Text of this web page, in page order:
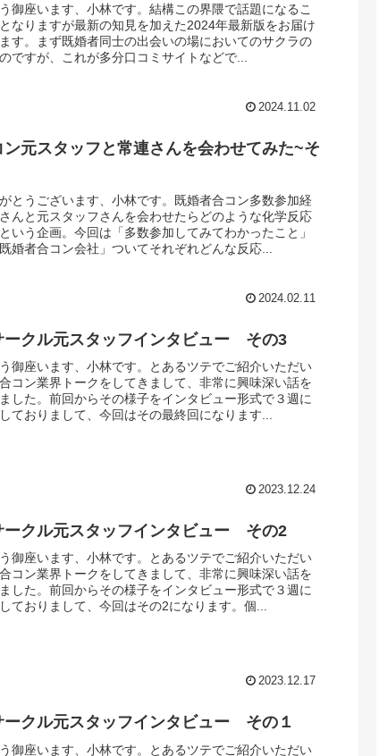
御座います、小林です。結構この界隈で話題になるこ
なりますが最新の知見を加えた2024年最新版をお届け
す。まず既婚者同士の出会いの場においてのサクラの
ですが、これが多分口コミサイトなどで...
2024.11.02
ン元スタッフと常連さんを会わせてみた~そ
とうございます、小林です。既婚者合コン多数参加経
んと元スタッフさんを会わせたらどのような化学反応
いう企画。今回は「多数参加してみてわかったこと」
婚者合コン会社」ついてそれぞれどんな反応...
2024.02.11
ークル元スタッフインタビュー その3
御座います、小林です。とあるツテでご紹介いただい
コン業界トークをしてきまして、非常に興味深い話を
した。前回からその様子をインタビュー形式で３週に
ておりまして、今回はその最終回になります...
2023.12.24
ークル元スタッフインタビュー その2
御座います、小林です。とあるツテでご紹介いただい
コン業界トークをしてきまして、非常に興味深い話を
した。前回からその様子をインタビュー形式で３週に
ておりまして、今回はその2になります。個...
2023.12.17
ークル元スタッフインタビュー その１
御座います、小林です。とあるツテでご紹介いただい